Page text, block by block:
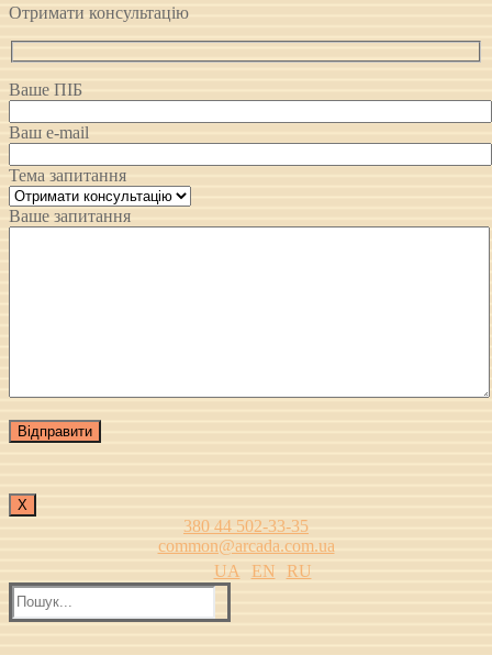
Отримати консультацію
Ваше ПІБ
Ваш e-mail
Тема запитання
Ваше запитання
Х
380 44 502-33-35
common@arcada.com.ua
UA
EN
RU
Пошук: